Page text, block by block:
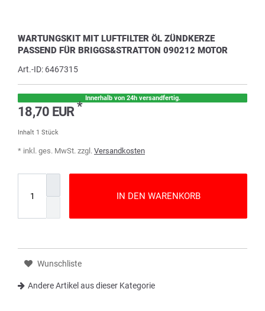
WARTUNGSKIT MIT LUFTFILTER ÖL ZÜNDKERZE
PASSEND FÜR BRIGGS&STRATTON 090212 MOTOR
Art.-ID: 6467315
Innerhalb von 24h versandfertig.
18,70 EUR*
Inhalt 1 Stück
* inkl. ges. MwSt. zzgl. Versandkosten
IN DEN WARENKORB
Wunschliste
Andere Artikel aus dieser Kategorie